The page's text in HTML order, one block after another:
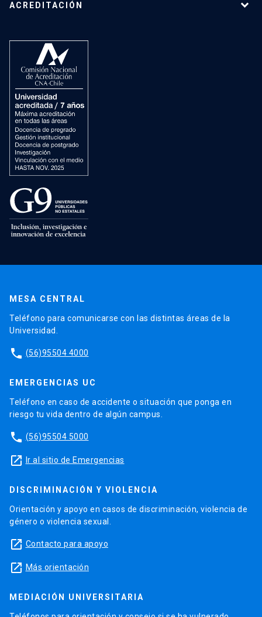
ACREDITACIÓN
MESA CENTRAL
Teléfono para comunicarse con las distintas áreas de la
Universidad.
phone (56)95504 4000
EMERGENCIAS UC
Teléfono en caso de accidente o situación que ponga en
riesgo tu vida dentro de algún campus.
phone (56)95504 5000
launch Ir al sitio de Emergencias
DISCRIMINACIÓN Y VIOLENCIA
Orientación y apoyo en casos de discriminación, violencia de
género o violencia sexual.
launch Contacto para apoyo
launch Más orientación
MEDIACIÓN UNIVERSITARIA